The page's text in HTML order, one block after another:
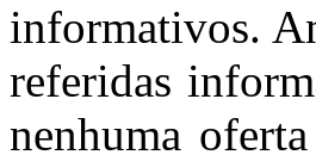
informativos.
referidas
nenhuma